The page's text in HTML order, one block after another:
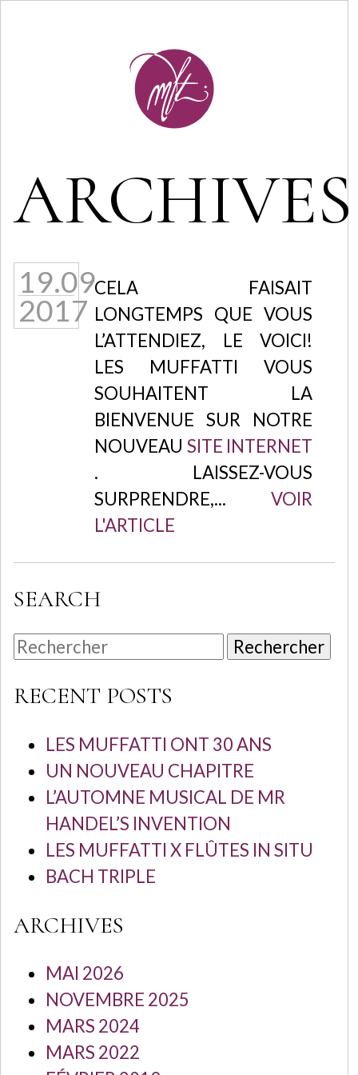
ARCHIVES
19.09
2017
CELA FAISAIT
LONGTEMPS QUE VOUS
L’ATTENDIEZ, LE VOICI!
LES MUFFATTI VOUS
SOUHAITENT LA
BIENVENUE SUR NOTRE
NOUVEAU SITE INTERNET
. LAISSEZ-VOUS
SURPRENDRE,...VOIR
L'ARTICLE
SEARCH
Rechercher
RECENT POSTS
LES MUFFATTI ONT 30 ANS
UN NOUVEAU CHAPITRE
L’AUTOMNE MUSICAL DE MR
HANDEL’S INVENTION
LES MUFFATTI X FLÛTES IN SITU
BACH TRIPLE
ARCHIVES
MAI 2026
NOVEMBRE 2025
MARS 2024
MARS 2022